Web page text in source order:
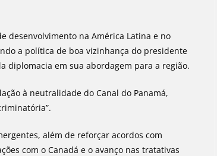
desenvolvimento na América Latina e no
a política de boa vizinhança do presidente
diplomacia em sua abordagem para a região.
à neutralidade do Canal do Panamá,
além de reforçar acordos com
com o Canadá e o avanço nas tratativas